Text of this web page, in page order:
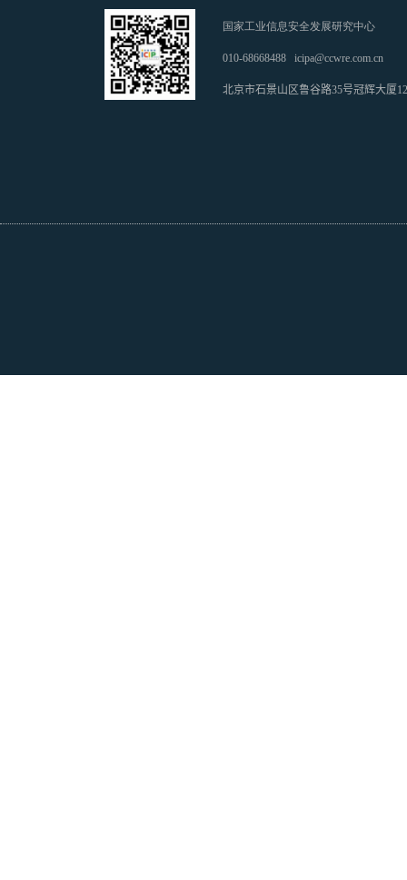
国家工业信息安全发展研究中心
010-68668488 icipa@ccwre.com.cn
北京市石景山区鲁谷路35号冠辉大厦